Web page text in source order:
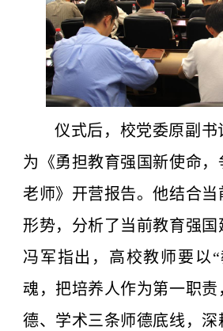
仪式后，校党委原副书
为《勇担教育强国新使命
老师》开营报告。他结合当
形势，分析了当前教育强国
冯军指出，高校教师要以
魂，把培养人作为第一职责
德、学术三条师德底线，深